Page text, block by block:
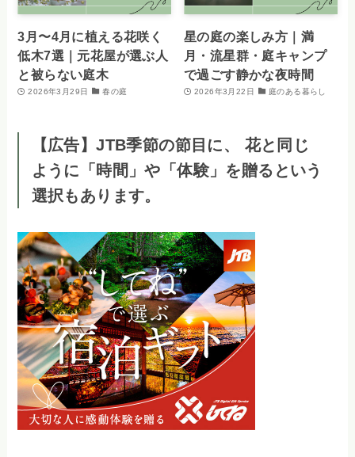
3月〜4月に植える花咲く
低木7選｜元花屋が選ぶ人
と被らない庭木
2026年3月29日 春の庭
星の庭の楽しみ方｜満
月・流星群・庭キャンプ
で過ごす静かな夜時間
2026年3月22日 庭のある暮らし
【広告】JTB季節の節目に、 花と同じ
ように「時間」や「体験」を贈るという
選択もあります。